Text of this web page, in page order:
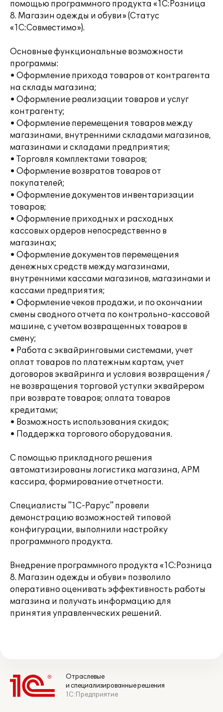
помощью программного продукта «1C:Розница
8. Магазин одежды и обуви» (Статус
«1С:Совместимо»).
Основные функциональные возможности
программы:
• Оформление прихода товаров от контрагента
на склады магазина;
• Оформление реализации товаров и услуг
контрагенту;
• Оформление перемещения товаров между
магазинами, внутренними складами магазинов,
магазинами и складами предприятия;
• Торговля комплектами товаров;
• Оформление возвратов товаров от
покупателей;
• Оформление документов инвентаризации
товаров;
• Оформление приходных и расходных
кассовых ордеров непосредственно в
магазинах;
• Оформление документов перемещения
денежных средств между магазинами,
внутренними кассами магазинов, магазинами и
кассами предприятия;
• Оформление чеков продажи, и по окончании
смены сводного отчета по контрольно-кассовой
машине, с учетом возвращенных товаров в
смену;
• Работа с эквайринговыми системами, учет
оплат товаров по платежным картам, учет
договоров эквайринга и условия возвращения /
не возвращения торговой уступки эквайрером
при возврате товаров; оплата товаров
кредитами;
• Возможность использования скидок;
• Поддержка торгового оборудования.
С помощью прикладного решения
автоматизированы логистика магазина, АРМ
кассира, формирование отчетности.
Специалисты "1С-Рарус" провели
демонстрацию возможностей типовой
конфигурации, выполнили настройку
программного продукта.
Внедрение программного продукта «1C:Розница
8. Магазин одежды и обуви» позволило
оперативно оценивать эффективность работы
магазина и получать информацию для
принятия управленческих решений.
Отраслевые
и специализированные решения
1С:Предприятие